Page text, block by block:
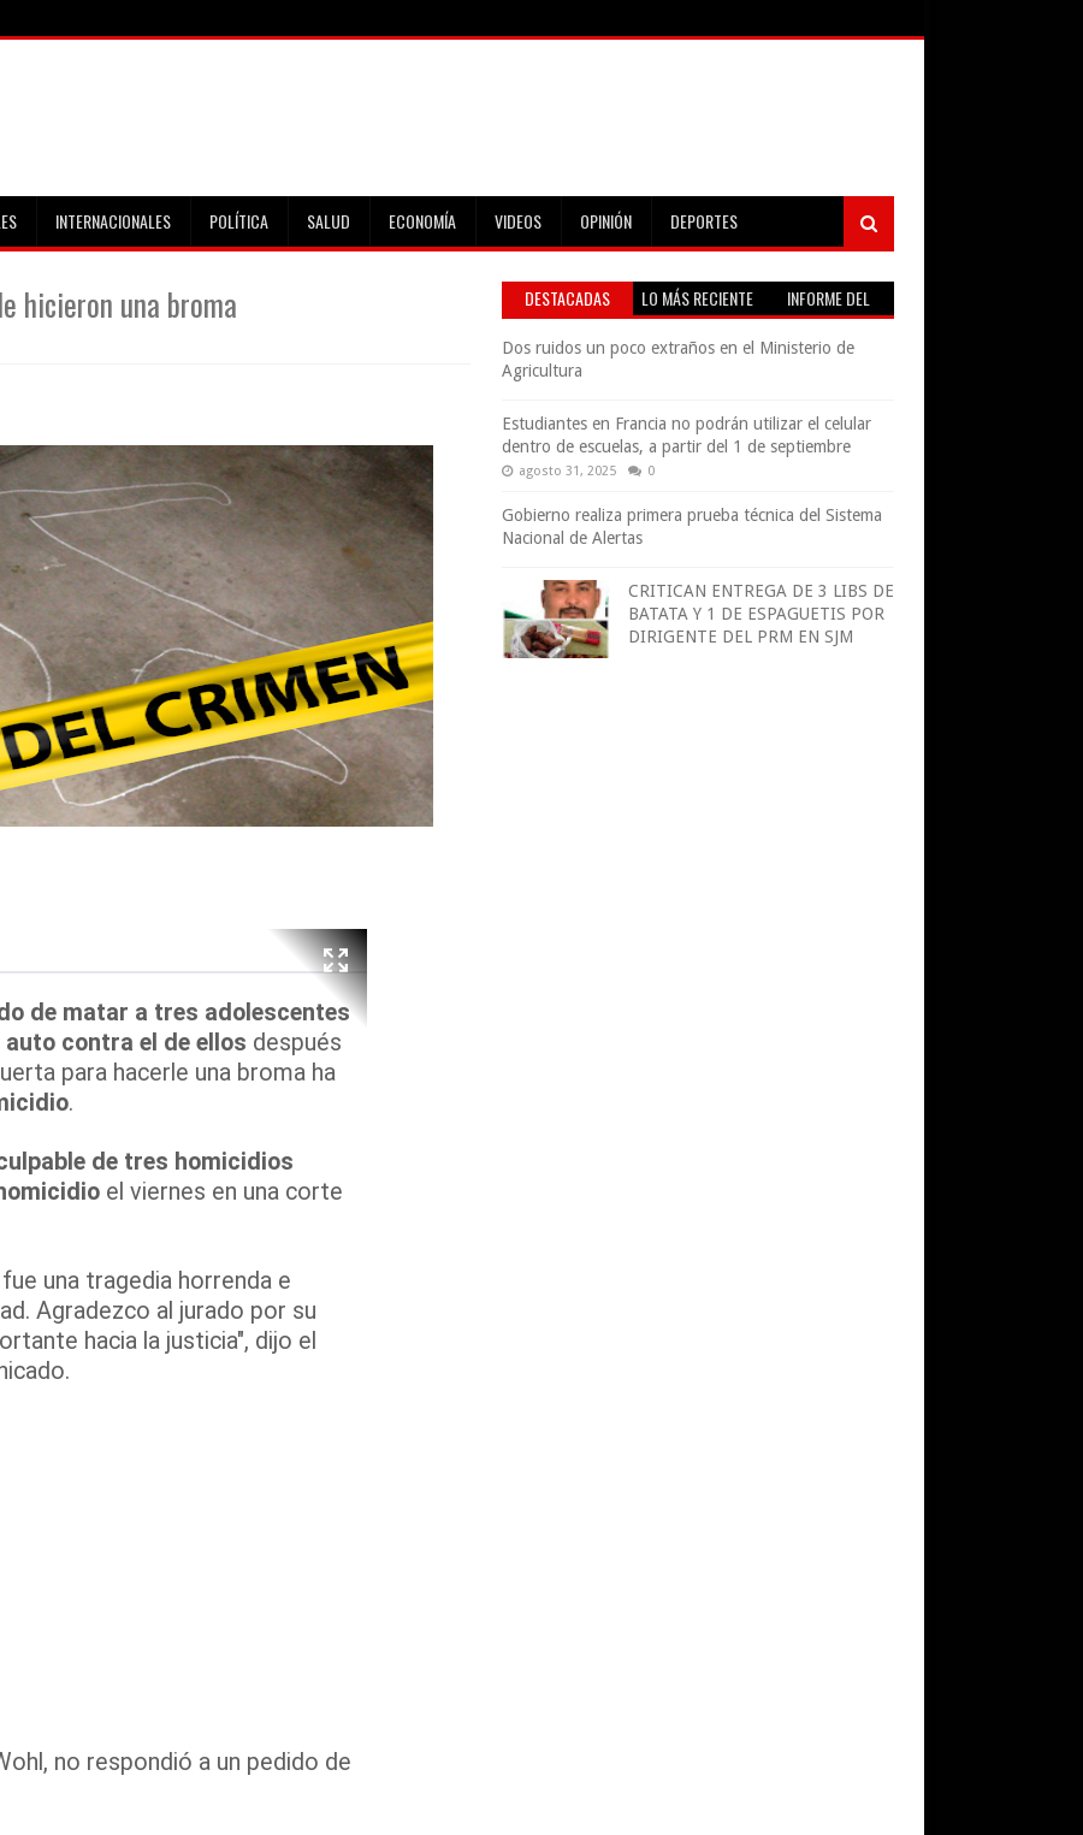
INTERNACIONALES POLÍTICA SALUD ECONOMÍA VIDEOS OPINIÓN DEPORTES
hicieron una broma
de matar a tres adolescentes
contra el de ellos después
para hacerle una broma ha
.
de tres homicidios
el viernes en una corte
una tragedia horrenda e
Agradezco al jurado por su
hacia la justicia", dijo el
no respondió a un pedido de
DESTACADAS LO MÁS RECIENTE
INFORME DEL
Dos ruidos un poco extraños en el Ministerio de
Agricultura
Estudiantes en Francia no podrán utilizar el celular
dentro de escuelas, a partir del 1 de septiembre
agosto 31, 2025 0
Gobierno realiza primera prueba técnica del Sistema
Nacional de Alertas
CRITICAN ENTREGA DE 3 LIBS DE
BATATA Y 1 DE ESPAGUETIS POR
DIRIGENTE DEL PRM EN SJM